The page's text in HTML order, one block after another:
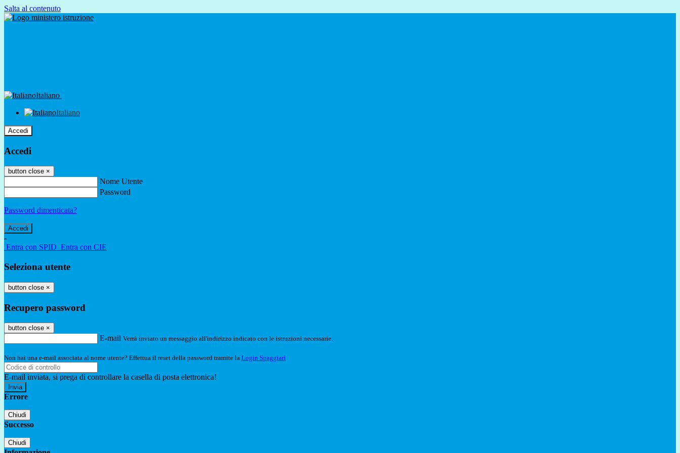
Salta al contenuto
Italiano
Italiano
Accedi
Accedi
button close ×
Nome Utente
Password
Password dimenticata?
-
Entra con SPID Entra con CIE
Seleziona utente
button close ×
Recupero password
button close ×
E-mail Verrà inviato un messaggio all'indirizzo indicato con le istruzioni necessarie.
Non hai una e-mail associata al nome utente? Effettua il reset della password tramite la Login Spaggiari
E-mail inviata, si prega di controllare la casella di posta elettronica!
Errore
Chiudi
Successo
Chiudi